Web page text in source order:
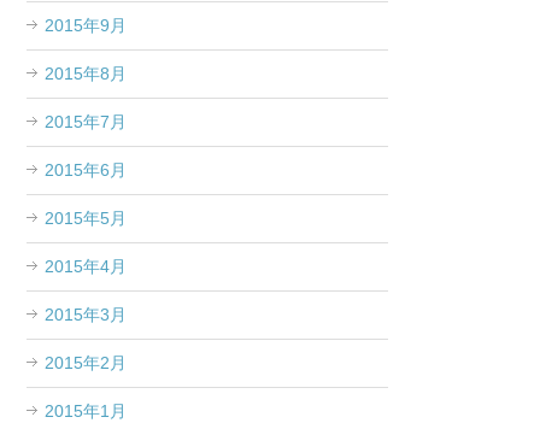
2015年9月
2015年8月
2015年7月
2015年6月
2015年5月
2015年4月
2015年3月
2015年2月
2015年1月